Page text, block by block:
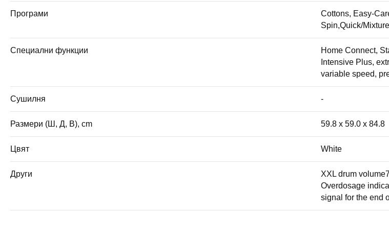
Програми
Cottons, Easy-
Spin,Quick/
Специални функции
Home Connect,
Intensive Plus,
variable speed,
Сушилня -
Размери (Ш, Д, В), cm 59.8 x 59.0 x 84.8
Цвят White
Други
XXL drum
Overdosage
signal for the end